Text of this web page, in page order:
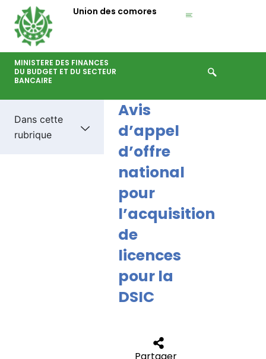
contenu
Union des comores
MINISTERE DES FINANCES
DU BUDGET ET DU SECTEUR
BANCAIRE
Dans cette
rubrique
Avis
d’appel
d’offre
national
pour
l’acquisition
de
licences
pour la
DSIC
Partager